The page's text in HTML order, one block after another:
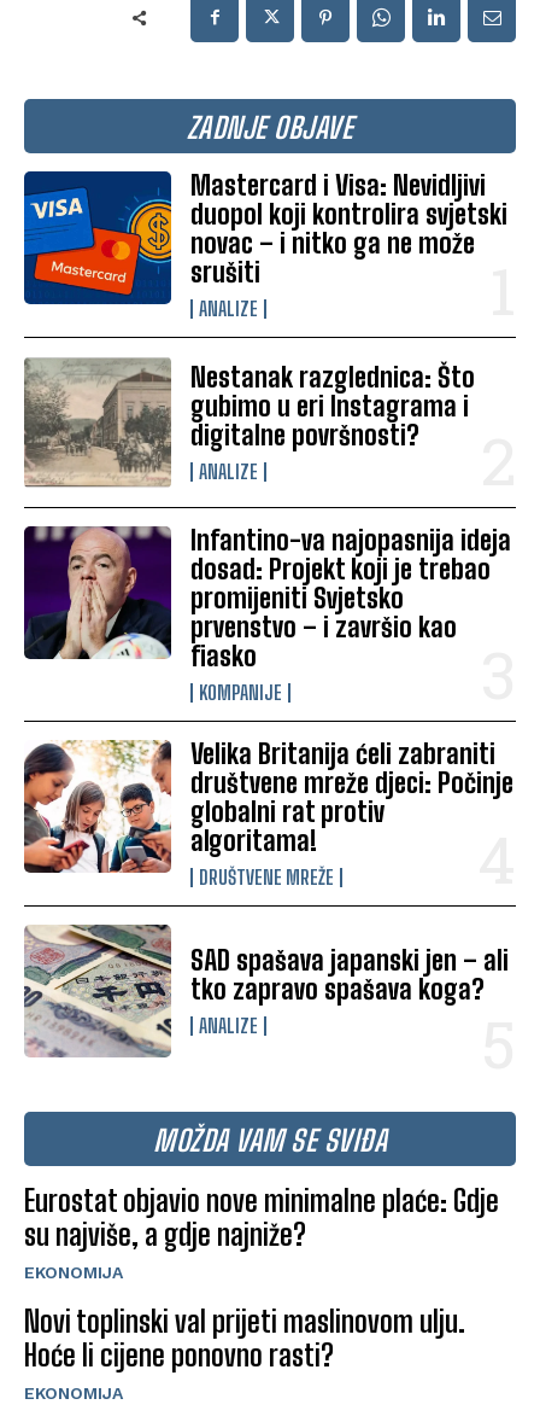
ZADNJE OBJAVE
Mastercard i Visa: Nevidljivi
duopol koji kontrolira svjetski
novac – i nitko ga ne može
srušiti
ANALIZE
Nestanak razglednica: Što
gubimo u eri Instagrama i
digitalne površnosti?
ANALIZE
Infantino-va najopasnija ideja
dosad: Projekt koji je trebao
promijeniti Svjetsko
prvenstvo – i završio kao
fiasko
KOMPANIJE
Velika Britanija ćeli zabraniti
društvene mreže djeci: Počinje
globalni rat protiv
algoritama!
DRUŠTVENE MREŽE
SAD spašava japanski jen – ali
tko zapravo spašava koga?
ANALIZE
MOŽDA VAM SE SVIĐA
Eurostat objavio nove minimalne plaće: Gdje
su najviše, a gdje najniže?
EKONOMIJA
Novi toplinski val prijeti maslinovom ulju.
Hoće li cijene ponovno rasti?
EKONOMIJA